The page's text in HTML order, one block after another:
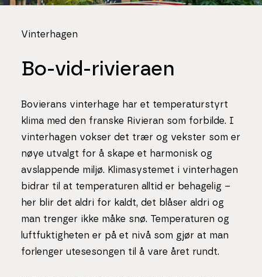
Vinterhagen
Bo-vid-rivieraen
Bovierans vinterhage har et temperaturstyrt
klima med den franske Rivieran som forbilde. I
vinterhagen vokser det trær og vekster som er
nøye utvalgt for å skape et harmonisk og
avslappende miljø. Klimasystemet i vinterhagen
bidrar til at temperaturen alltid er behagelig –
her blir det aldri for kaldt, det blåser aldri og
man trenger ikke måke snø. Temperaturen og
luftfuktigheten er på et nivå som gjør at man
forlenger utesesongen til å vare året rundt.